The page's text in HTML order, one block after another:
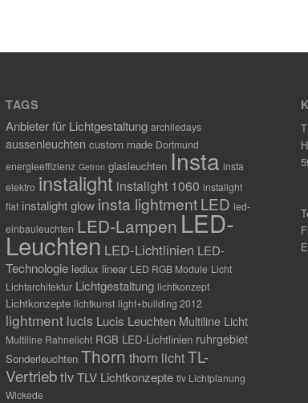
TAGS
Anbieter für Lichtgestaltung archiledays
aussenleuchten custom made Dortmund
energieeffizienz Getron glasleuchten Insta insta
elektro instalight instalight 1060 instalight
flat instalight glow insta lightmentLED led-
einbauleuchten LED-Lampen LED-
Leuchten LED-Lichtlinien LED-
Technologie ledlux linear LED RGB Module Licht
Lichtarchitektur Lichtgestaltung lichtkonzept
Lichtkonzepte lichtkunst light+building 2012
lightment lucis Lucis Leuchten Multiline Licht
Multiline Rahnelicht RGB LED-Lichtlinien ruhrgebiet
Sonderleuchten Thorn thorn lichtTL-
VertriebtlvTLV Lichtkonzepte tlv Lichtplanung
Wickede